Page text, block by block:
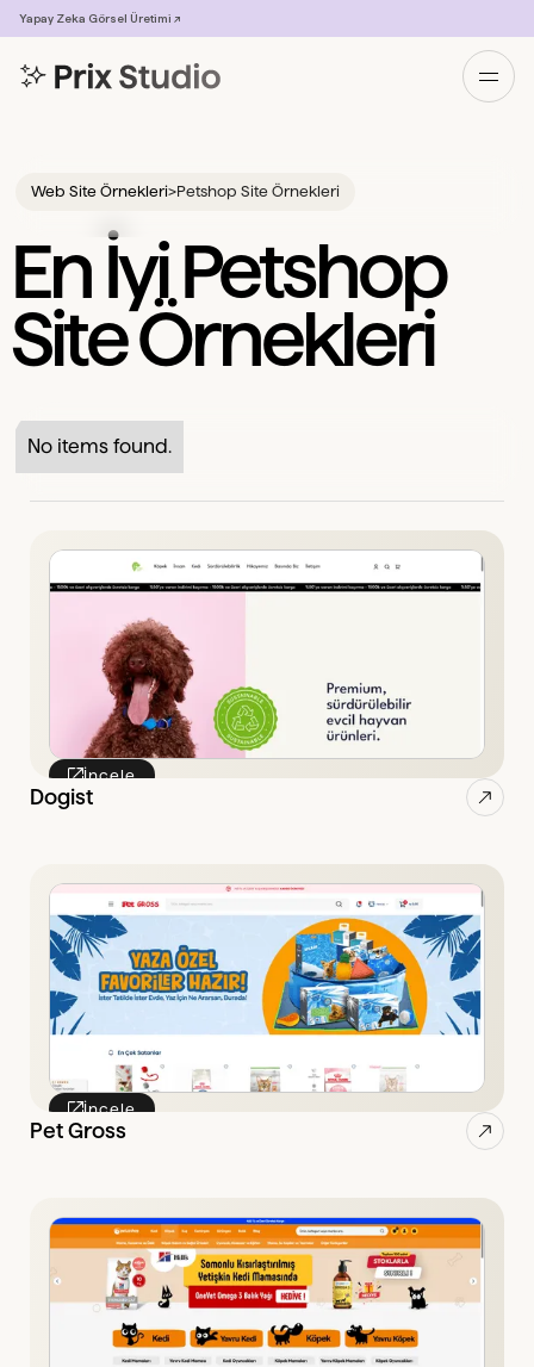
Yapay Zeka Görsel Üretimi ↗
Web Site Örnekleri>Petshop Site Örnekleri
En İyi Petshop
Site Örnekleri
No items found.
İncele
Dogist
İncele
Pet Gross